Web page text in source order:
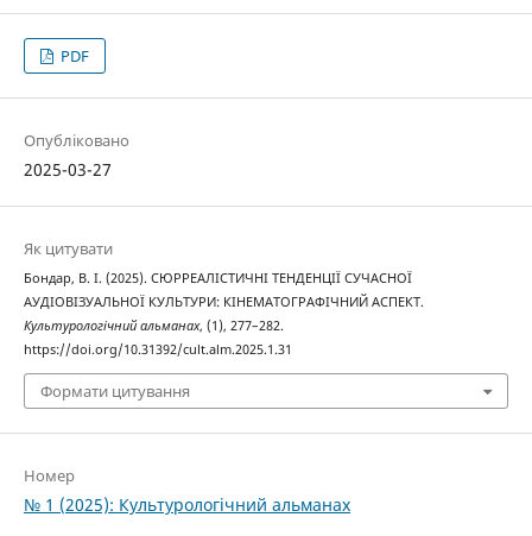
PDF
Опубліковано
2025-03-27
Як цитувати
Бондар, В. І. (2025). СЮРРЕАЛІСТИЧНІ ТЕНДЕНЦІЇ СУЧАСНОЇ
АУДІОВІЗУАЛЬНОЇ КУЛЬТУРИ: КІНЕМАТОГРАФІЧНИЙ АСПЕКТ.
Культурологічний альманах, (1), 277–282.
https://doi.org/10.31392/cult.alm.2025.1.31
Формати цитування
Номер
№ 1 (2025): Культурологічний альманах